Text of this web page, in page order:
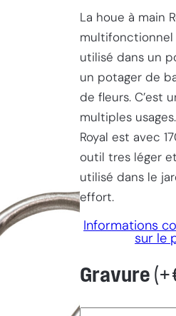
La houe à main
utilisé dans un
un potager de
de fleurs. C’est
multiples
Royal est avec
outil tres léger
utilisé dans le
effort.
Informations
sur le
Gravure (+